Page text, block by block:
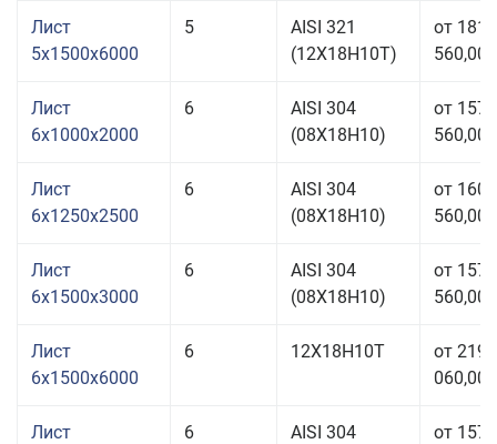
Лист
5x1500x6000
5
AISI 321
(12Х18Н10Т)
от 181
560,00
Лист
6x1000x2000
6
AISI 304
(08Х18Н10)
от 157
560,00
Лист
6x1250x2500
6
AISI 304
(08Х18Н10)
от 160
560,00
Лист
6x1500x3000
6
AISI 304
(08Х18Н10)
от 157
560,00
Лист
6x1500x6000
6 12Х18Н10Т
от 219
060,00
Лист
6
AISI 304
от 157